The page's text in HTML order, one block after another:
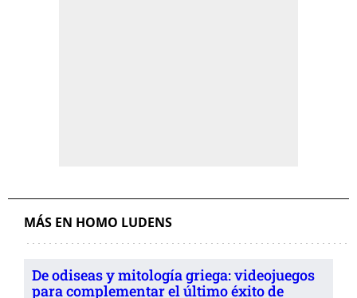
MÁS EN HOMO LUDENS
De odiseas y mitología griega: videojuegos
para complementar el último éxito de